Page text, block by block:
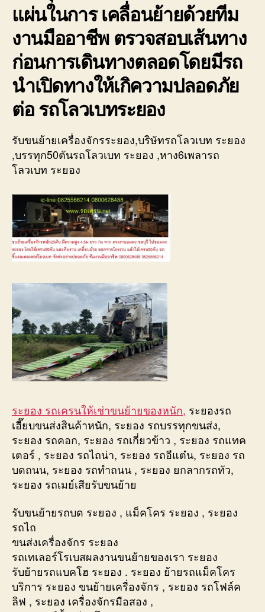
แผ่นในการ เคลื่อนย้ายด้วยทีม
งานมืออาชีพ ตรวจสอบเส้นทาง
ก่อนการเดินทางตลอดโดยมีรถ
นำเปิดทางให้เกิความปลอดภัย
ต่อ รถโลวเบทระยอง
รับขนย้ายเครื่องจักรระยอง,บริษัทรถโลวเบท ระยอง
,บรรทุก50ตันรถโลวเบท ระยอง ,หาง6เพลารถ
โลวเบท ระยอง
ระยอง รถเครนให้เช่าขนย้ายของหนัก, ระยองรถ
เฮี๊ยบขนส่งสินค้าหนัก, ระยอง รถบรรทุกขนส่ง,
ระยอง รถคอก, ระยอง รถเกี่ยวข้าว , ระยอง รถแทค
เตอร์ , ระยอง รถไถน่า, ระยอง รถอีแต๋น, ระยอง รถ
บดถนน, ระยอง รถทำถนน , ระยอง ยกลากรถทัว,
ระยอง รถเมย์เสียรับขนย้าย
รับขนย้ายรถบด ระยอง , แม็คโคร ระยอง , ระยอง
รถไถ
ขนส่งเครื่องจักร ระยอง
รถเทเลอร์โรเบสผลงานขนย้ายของเรา ระยอง
รับย้ายรถแบคโฮ ระยอง . ระยอง ย้ายรถแม็คโคร
บริการ ระยอง ขนย้ายเครื่องจักร , ระยอง รถโฟล์ค
ลิฟ , ระยอง เครื่องจักรมือสอง ,